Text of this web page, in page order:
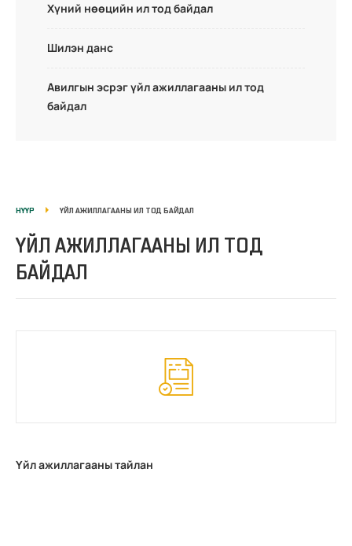
Хүний нөөцийн ил тод байдал
Шилэн данс
Авилгын эсрэг үйл ажиллагааны ил тод
байдал
НҮҮР ҮЙЛ АЖИЛЛАГААНЫ ИЛ ТОД БАЙДАЛ
ҮЙЛ АЖИЛЛАГААНЫ ИЛ ТОД
БАЙДАЛ
Үйл ажиллагааны тайлан